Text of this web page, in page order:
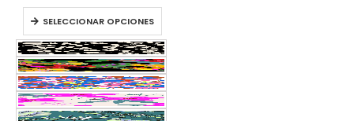
SELECCIONAR OPCIONES